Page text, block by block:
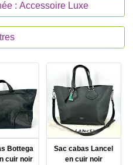
: Accessoire Luxe
Bottega
cuir noir
Sac cabas Lancel
en cuir noir